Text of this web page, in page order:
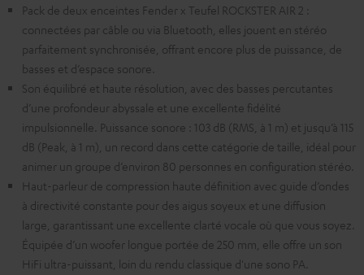
Pack de deux enceintes Fender x Teufel ROCKSTER AIR 2 :
connectées par câble ou via Bluetooth, elles jouent en stéréo
parfaitement synchronisée, offrant encore plus de puissance, de
basses et d’espace sonore.
Son équilibré et haute résolution, avec des basses percutantes
d’une profondeur abyssale et une excellente fidélité
impulsionnelle. Puissance sonore : 103 dB (RMS, à 1 m) et jusqu’à 115
dB (Peak, à 1 m), un record dans cette catégorie de taille, idéal pour
animer un groupe d’environ 80 personnes en configuration stéréo.
Haut-parleur de compression haute définition avec guide d’ondes
à directivité constante pour des aigus soyeux et une diffusion
large, garantissant une excellente clarté vocale où que vous soyez.
Équipée d’un woofer longue portée de 250 mm, elle offre un son
HiFi ultra-puissant, loin du rendu classique d'une sono PA.